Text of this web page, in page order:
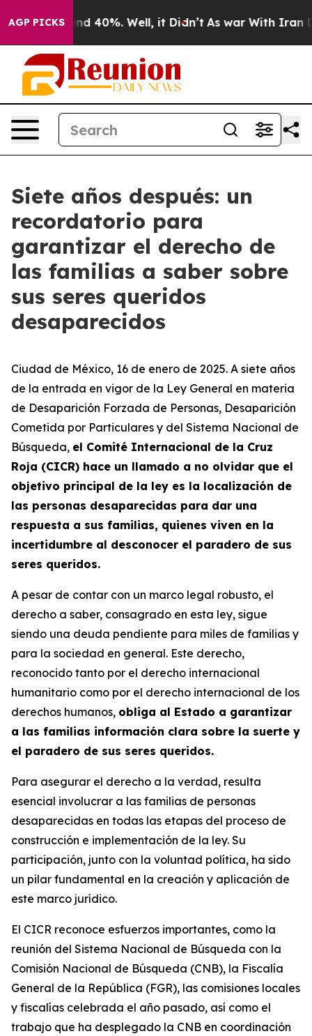
AGP PICKS
Around 40%. Well, it Didn’t As war With Iran
Siete años después: un
recordatorio para
garantizar el derecho de
las familias a saber sobre
sus seres queridos
desaparecidos
Ciudad de México, 16 de enero de 2025. A siete años
de la entrada en vigor de la Ley General en materia
de Desaparición Forzada de Personas, Desaparición
Cometida por Particulares y del Sistema Nacional de
Búsqueda, el Comité Internacional de la Cruz
Roja (CICR) hace un llamado a no olvidar que el
objetivo principal de la ley es la localización de
las personas desaparecidas para dar una
respuesta a sus familias, quienes viven en la
incertidumbre al desconocer el paradero de sus
seres queridos.
A pesar de contar con un marco legal robusto, el
derecho a saber, consagrado en esta ley, sigue
siendo una deuda pendiente para miles de familias y
para la sociedad en general. Este derecho,
reconocido tanto por el derecho internacional
humanitario como por el derecho internacional de los
derechos humanos, obliga al Estado a garantizar
a las familias información clara sobre la suerte y
el paradero de sus seres queridos.
Para asegurar el derecho a la verdad, resulta
esencial involucrar a las familias de personas
desaparecidas en todas las etapas del proceso de
construcción e implementación de la ley. Su
participación, junto con la voluntad política, ha sido
un pilar fundamental en la creación y aplicación de
este marco jurídico.
El CICR reconoce esfuerzos importantes, como la
reunión del Sistema Nacional de Búsqueda con la
Comisión Nacional de Búsqueda (CNB), la Fiscalía
General de la República (FGR), las comisiones locales
y fiscalías celebrada el año pasado, así como el
trabajo que ha desplegado la CNB en coordinación